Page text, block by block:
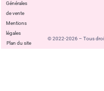
Générales
de vente
Mentions
légales
Plan du site
© 2022-2026 – Tous